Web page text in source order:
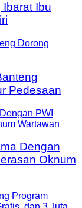
Ibu
Pedesaan
Dengan
Oknum